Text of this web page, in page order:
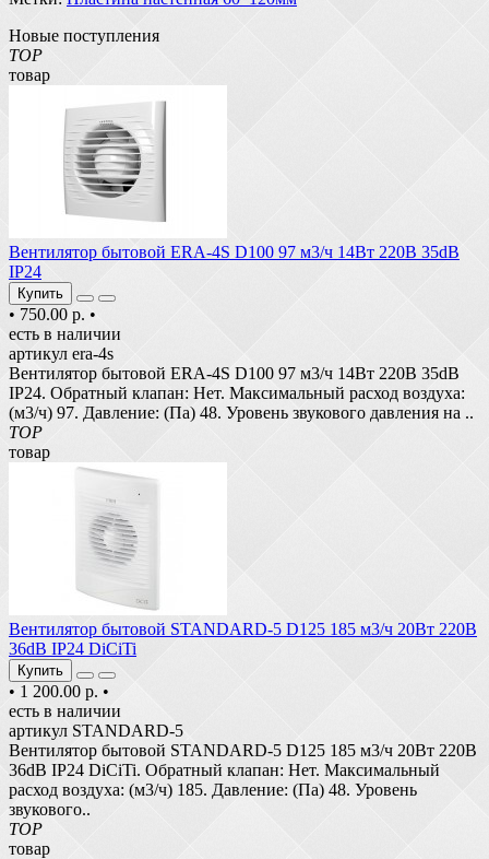
Новые поступления
TOP
товар
Вентилятор бытовой ERA-4S D100 97 м3/ч 14Вт 220В 35dB
IP24
Купить
• 750.00 р. •
есть в наличии
артикул era-4s
Вентилятор бытовой ERA-4S D100 97 м3/ч 14Вт 220В 35dB
IP24. Обратный клапан: Нет. Максимальный расход воздуха:
(м3/ч) 97. Давление: (Па) 48. Уровень звукового давления на ..
TOP
товар
Вентилятор бытовой STANDARD-5 D125 185 м3/ч 20Вт 220В
36dB IP24 DiCiTi
Купить
• 1 200.00 р. •
есть в наличии
артикул STANDARD-5
Вентилятор бытовой STANDARD-5 D125 185 м3/ч 20Вт 220В
36dB IP24 DiCiTi. Обратный клапан: Нет. Максимальный
расход воздуха: (м3/ч) 185. Давление: (Па) 48. Уровень
звукового..
TOP
товар